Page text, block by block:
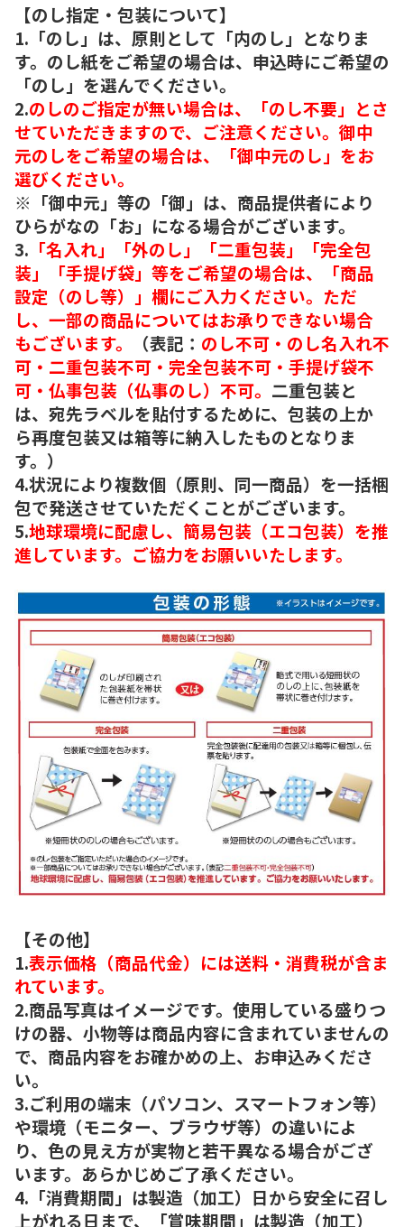
【のし指定・包装について】
1.「のし」は、原則として「内のし」となりま
す。のし紙をご希望の場合は、申込時にご希望の
「のし」を選んでください。
2.のしのご指定が無い場合は、「のし不要」とさ
せていただきますので、ご注意ください。御中
元のしをご希望の場合は、「御中元のし」をお
選びください。
※「御中元」等の「御」は、商品提供者により
ひらがなの「お」になる場合がございます。
3. 「名入れ」「外のし」「二重包装」「完全包
装」「手提げ袋」等をご希望の場合は、「商品
設定（のし等）」欄にご入力ください。ただ
し、一部の商品についてはお承りできない場合
もございます。
（表記： のし不可・のし名入れ不
可・二重包装不可・完全包装不可・手提げ袋不
可・仏事包装（仏事のし）不可。 二重包装と
は、宛先ラベルを貼付するために、包装の上か
ら再度包装又は箱等に納入したものとなりま
す。）
4.状況により複数個（原則、同一商品）を一括梱
包で発送させていただくことがございます。
5.地球環境に配慮し、簡易包装（エコ包装）を推
進しています。ご協力をお願いいたします。
【その他】
1.表示価格（商品代金）には送料・消費税が含ま
れています。
2.商品写真はイメージです。使用している盛りつ
けの器、小物等は商品内容に含まれていませんの
で、商品内容をお確かめの上、お申込みくださ
い。
3.ご利用の端末（パソコン、スマートフォン等）
や環境（モニター、ブラウザ等）の違いによ
り、色の見え方が実物と若干異なる場合がござ
います。あらかじめご了承ください。
4.「消費期間」は製造（加工）日から安全に召し
上がれる日まで、「賞味期間」は製造（加工）